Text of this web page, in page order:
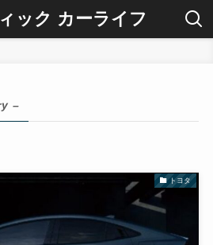
ック カーライフ
–
トヨタ